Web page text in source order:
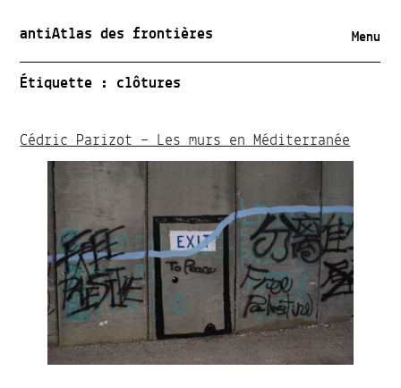
antiAtlas des frontières Menu
Étiquette : clôtures
Cédric Parizot – Les murs en Méditerranée